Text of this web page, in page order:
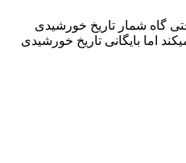
گاه شمار تاریخ خورشیدی
اما بایگانی تاریخ خورشیدی